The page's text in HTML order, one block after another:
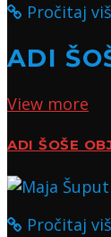
Pročitaj
ADI
View more
ADI ŠOŠE
Pročitaj